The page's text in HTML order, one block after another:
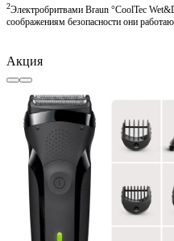
2Электробритвами Braun °CoolTec
соображениям безопасности они
Акция